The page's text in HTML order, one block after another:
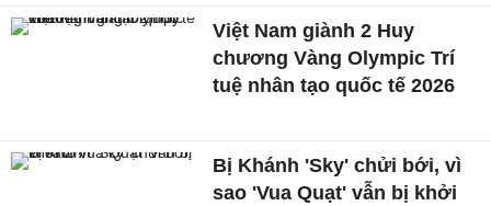
Việt Nam giành 2 Huy
chương Vàng Olympic Trí
tuệ nhân tạo quốc tế 2026
Bị Khánh 'Sky' chửi bới, vì
sao 'Vua Quạt' vẫn bị khởi